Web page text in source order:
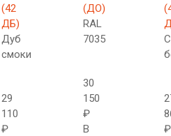
(42
ДБ)
Дуб
смоки
29
110
₽
(ДО)
RAL
7035
30
150
₽
В
₽